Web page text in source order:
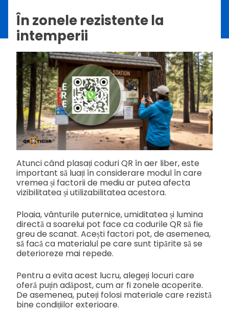
În zonele rezistente la
intemperii
Atunci când plasați coduri QR în aer liber, este
important să luați în considerare modul în care
vremea și factorii de mediu ar putea afecta
vizibilitatea și utilizabilitatea acestora.
Ploaia, vânturile puternice, umiditatea și lumina
directă a soarelui pot face ca codurile QR să fie
greu de scanat. Acești factori pot, de asemenea,
să facă ca materialul pe care sunt tipărite să se
deterioreze mai repede.
Pentru a evita acest lucru, alegeți locuri care
oferă puțin adăpost, cum ar fi zonele acoperite.
De asemenea, puteți folosi materiale care rezistă
bine condițiilor exterioare.